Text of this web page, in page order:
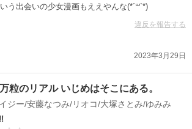
う出会いの少女漫画もええやんな(*´꒳`*)
違反を報告する
2023年3月29日
粒のリアル いじめはそこにある。
ジー/安藤なつみ/リオコ/大塚さとみ/ゆみみ